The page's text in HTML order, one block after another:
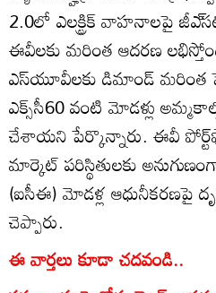
2.0లో ఎలక్ట్రిక్‌ వాహనాలపై
ఈవీలకు మరింత ఆదరణ
ఎస్‌యూవీలకు డిమాండ్‌ మరింత
ఎక్స్‌సీ60 వంటి మోడళ్లు
చేశాయని పేర్కొన్నారు. ఈవీ
మార్కెట్‌ పరిస్థితులకు
(ఐసీఈ) మోడళ్ల ఆధునీకరణపై
చెప్పారు.
ఈ వార్తలు కూడా చదవండి..